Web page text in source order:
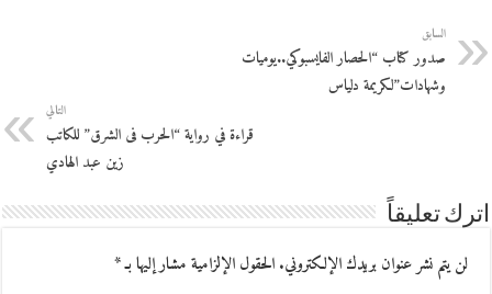
السابق
صدور كتاب “الحصار الفايسبوكي..يوميات
وشهادات”لكريمة دلياس
التالي
قراءة في رواية “الحرب فى الشرق” للكاتب
زين عبد الهادي
اترك تعليقاً
لن يتم نشر عنوان بريدك الإلكتروني.الحقول الإلزامية مشار إليها بـ*